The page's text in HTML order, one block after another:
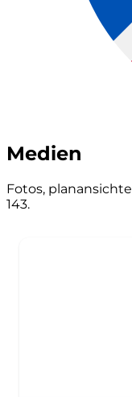
Medien
Fotos,
143.